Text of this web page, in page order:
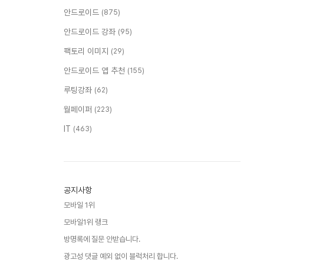
안드로이드 (875)
안드로이드 강좌 (95)
팩토리 이미지 (29)
안드로이드 앱 추천 (155)
루팅강좌 (62)
월페이퍼 (223)
IT (463)
공지사항
모바일 1위
모바일1위 랭크
방명록에 질문 안받습니다.
광고성 댓글 예외 없이 블럭처리 합니다.